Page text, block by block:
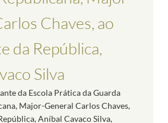
Chaves, ao
da República,
Silva
da Escola Prática da Guarda
Major-General Carlos Chaves,
Aníbal Cavaco Silva,